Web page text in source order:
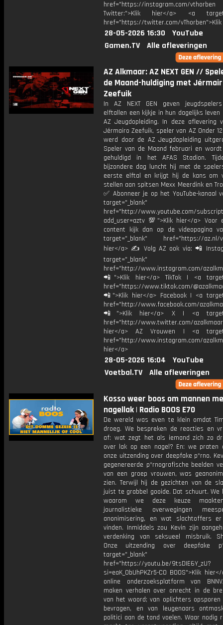
href="https://instagram.com/vthorben
Twitter:">Klik hier</a> <a
href="https://twitter.com/
28-05-2026 16:30
YouTube
Gamen.TV
Alle afleveringen
AZ Alkmaar: AZ NEXT GEN //
de Maand-huldiging met
Zeefuik
In AZ NEXT GEN geven
elftallen een kijkje in hun dagelijks leven
AZ Jeugdopleiding. In deze aflevering
Jérmairo Zeefuik, speler van AZ Onder
werd door de AZ Jeugdopleiding
Speler van de Maand februari en
gehuldigd in het AFAS Stadion.
bijzondere dag luncht hij met de
eerste elftal en krijgt hij de kans om
stellen aan spitsen Mexx Meerdink en
✅ Abonneer je op het YouTube-kanaal
target="_blank"
href="http://www.youtube.com/
add_user=aztv 💯">Klik hier</a> Voor
content kijk dan op de videopagina
target="_blank" href="https://az.nl/
hier</a> ✍ Volg AZ ook via: 📲
target="_blank"
href="http://www.instagram.com/
📲">Klik hier</a> TikTok | <a
href="https://www.tiktok.com/
📲">Klik hier</a> Facebook | <a
href="http://www.facebook.com/
📲">Klik hier</a> X | <a
href="http://www.twitter.com/
hier</a> AZ Vrouwen | <a
href="http://www.instagram.com/
hier</a>
28-05-2026 16:04
YouTube
Voetbal.TV
Alle afleveringen
Kosso weer boos om mannen
nagellak | Radio BOOS E70
De wereld was even te klein omdat
droeg. We bespreken de reacties en
af: wat zegt het als iemand zich zo
over lak op een nagel? En: we praten
onze uitzending over deepfake p*rno.
gegenereerde p*rnografische beelden
van een groep vrouwen, was
zien. Terwijl hij de gezichten van de
juist te grabbel gooide. Dat schuurt. We
waarom we deze keuze
journalistieke overwegingen
anonimisering, en wat slachtoffers
vinden. Inmiddels zou Kevin zijn
verdenking van seksueel misbruik.
Onze uitzending over deepfake
target="_blank"
href="https://youtu.be/9tsDIE6Y_zU?
si=eaK_0bUhPKZr5-CO BOOS">Klik
online onderzoeksplatform van
maken verhalen over onrecht in de
van het woord; van oplichters opsporen
bevragen, en van leugenaars
politici aan de tand voelen. Waar nodig